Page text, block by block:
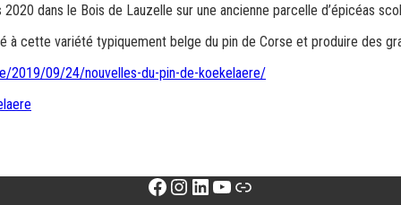
dans le Bois de Lauzelle sur une ancienne parcelle d’épicéas
cette variété typiquement belge du pin de Corse et produire des
2019/09/24/nouvelles-du-pin-de-koekelaere/
Facebook
Instagram
LinkedIn
YouTube
Lien